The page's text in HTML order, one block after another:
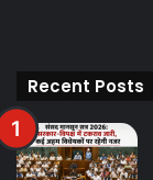
Recent Posts